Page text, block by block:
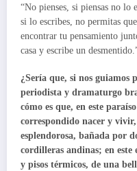
“No pienses, si piensas no lo
si lo escribes, no permitas
encontrar tu pensamiento
casa y escribe un
¿Sería que, si nos guiamos
periodista y dramaturgo
cómo es que, en este
correspondido nacer y
esplendorosa, bañada por
cordilleras andinas; en este
y pisos térmicos, de una